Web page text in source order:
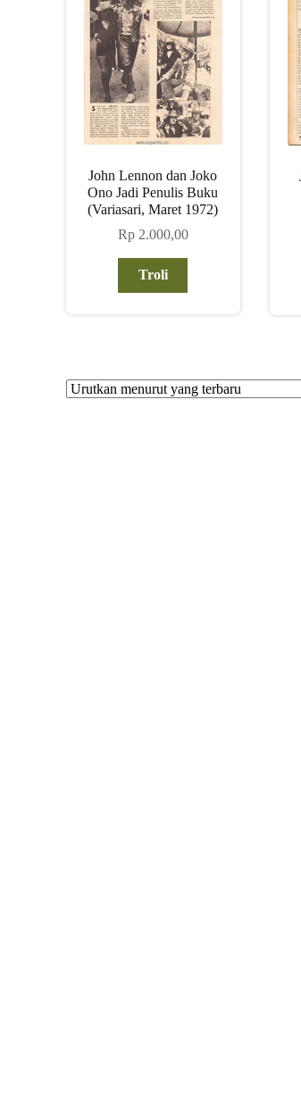
John Lennon dan Joko
Ono Jadi Penulis Buku
(Variasari, Maret 1972)
Rp2.000,00
Troli